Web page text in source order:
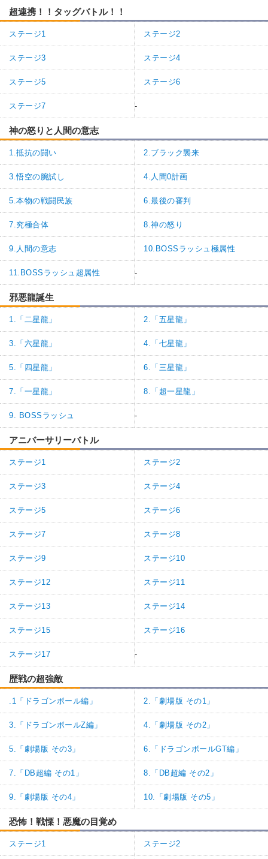
超連携！！タッグバトル！！
ステージ1 ステージ2
ステージ3 ステージ4
ステージ5 ステージ6
ステージ7 -
神の怒りと人間の意志
1.抵抗の闘い 2.ブラック襲来
3.悟空の腕試し 4.人間0計画
5.本物の戦闘民族 6.最後の審判
7.究極合体 8.神の怒り
9.人間の意志 10.BOSSラッシュ極属性
11.BOSSラッシュ超属性 -
邪悪龍誕生
1.「二星龍」 2.「五星龍」
3.「六星龍」 4.「七星龍」
5.「四星龍」 6.「三星龍」
7.「一星龍」 8.「超一星龍」
9. BOSSラッシュ -
アニバーサリーバトル
ステージ1 ステージ2
ステージ3 ステージ4
ステージ5 ステージ6
ステージ7 ステージ8
ステージ9 ステージ10
ステージ12 ステージ11
ステージ13 ステージ14
ステージ15 ステージ16
ステージ17 -
歴戦の超強敵
.1「ドラゴンボール編」 2.「劇場版 その1」
3.「ドラゴンボールZ編」 4.「劇場版 その2」
5.「劇場版 その3」 6.「ドラゴンボールGT編」
7.「DB超編 その1」 8.「DB超編 その2」
9.「劇場版 その4」 10.「劇場版 その5」
恐怖！戦慄！悪魔の目覚め
ステージ1 ステージ2